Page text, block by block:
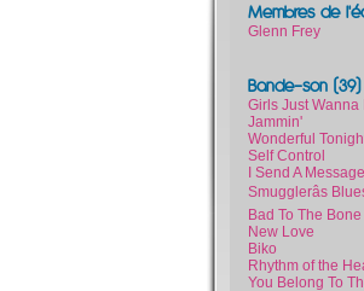
Membres de
Glenn Frey
Bande-son (39)
Girls Just Wanna
Jammin'
Wonderful
Self Control
I Send A Message
Smugglerâs
Bad To The Bone
New Love
Biko
Rhythm of the
You Belong To